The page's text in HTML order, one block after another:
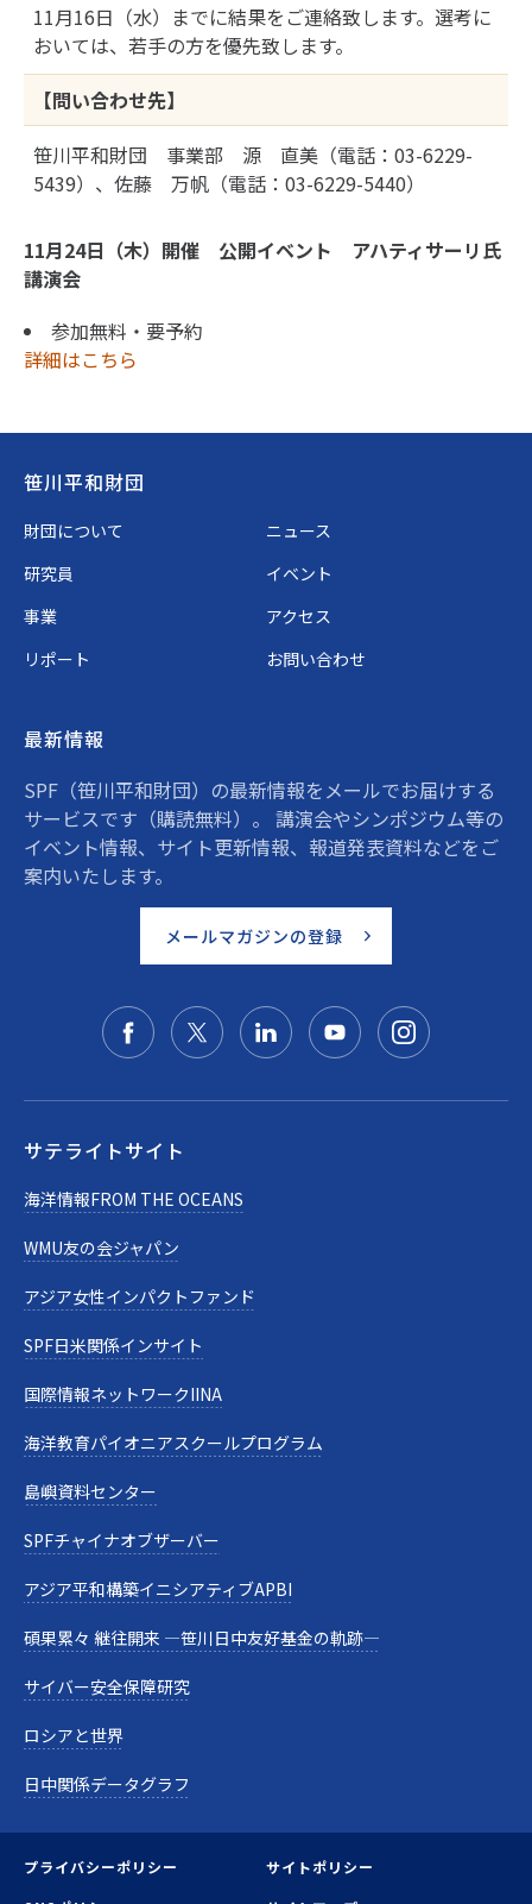
11月16日（水）までに結果をご連絡致します。選考に
おいては、若手の方を優先致します。
【問い合わせ先】
笹川平和財団 事業部 源 直美（電話：03-6229-
5439）、佐藤 万帆（電話：03-6229-5440）
11月24日（木）開催 公開イベント アハティサーリ氏
講演会
参加無料・要予約
詳細はこちら
Footer
笹川平和財団
財団について
ニュース
研究員
イベント
事業
アクセス
リポート
お問い合わせ
最新情報
SPF（笹川平和財団）の最新情報をメールでお届けする
サービスです（購読無料）。 講演会やシンポジウム等の
イベント情報、サイト更新情報、報道発表資料などをご
案内いたします。
メールマガジンの登録
サテライトサイト
海洋情報FROM THE OCEANS
WMU友の会ジャパン
アジア女性インパクトファンド
SPF日米関係インサイト
国際情報ネットワークIINA
海洋教育パイオニアスクールプログラム
島嶼資料センター
SPFチャイナオブザーバー
アジア平和構築イニシアティブAPBI
碩果累々 継往開来 —笹川日中友好基金の軌跡—
サイバー安全保障研究
ロシアと世界
日中関係データグラフ
プライバシーポリシー
サイトポリシー